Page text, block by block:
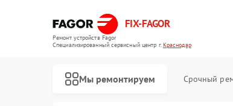
FIX-FAGOR
Ремонт устройств Fagor
Специализированный cервисный центр г.Краснодар
Мы ремонтируем Срочный